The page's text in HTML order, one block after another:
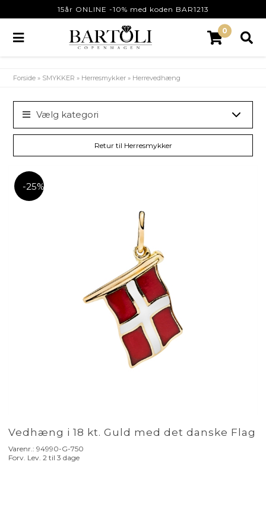
15år ONLINE -10% med koden BAR1213
0
Forside » SMYKKER » Herresmykker » Herrevedhæng
Vælg kategori
Retur til Herresmykker
-25%
Vedhæng i 18 kt. Guld med det danske Flag
Varenr.:94990-G-750
Forv. Lev. 2 til 3 dage